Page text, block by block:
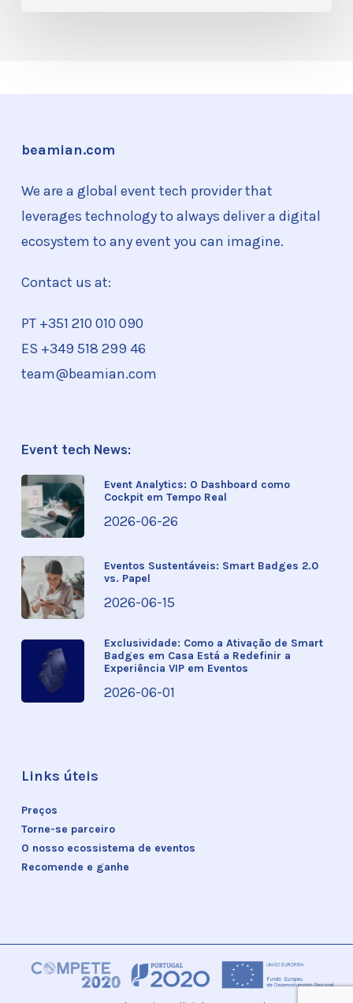
beamian.com
We are a global event tech provider that
leverages technology to always deliver a digital
ecosystem to any event you can imagine.
Contact us at:
PT +351 210 010 090
ES +349 518 299 46
team@beamian.com
Event tech News:
Event Analytics: O Dashboard como
Cockpit em Tempo Real
2026-06-26
Eventos Sustentáveis: Smart Badges 2.0
vs. Papel
2026-06-15
Exclusividade: Como a Ativação de Smart
Badges em Casa Está a Redefinir a
Experiência VIP em Eventos
2026-06-01
Links úteis
Preços
Torne-se parceiro
O nosso ecossistema de eventos
Recomende e ganhe